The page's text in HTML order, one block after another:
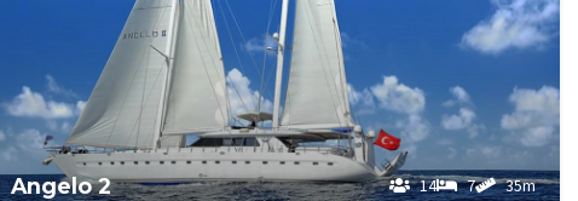
Angelo 2 14 7 35m